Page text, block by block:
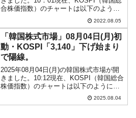
合株価指数）のチャートは以下のように
『Investing.com』より引用）。本日も上
昇でスタートしています。KOSPIは現
在...
2022.08.05
「韓国株式市場」08月04日(月)初
動・KOSPI「3,140」下げ始まり
で陽線。
2025年08月04日(月)の韓国株式市場が開
きました。10:12現在、KOSPI（韓国総合
株価指数）のチャートは以下のようにな
『Investing.com』より引用）。下げて始
2025.08.04